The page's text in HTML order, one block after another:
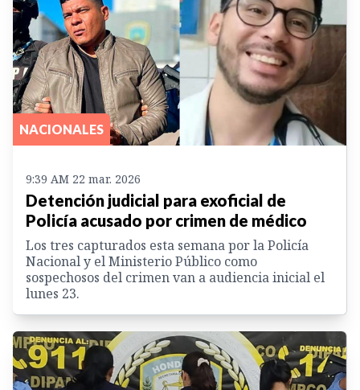
NACIONALES
9:39 AM 22 mar. 2026
Detención judicial para exoficial de
Policía acusado por crimen de médico
Los tres capturados esta semana por la Policía
Nacional y el Ministerio Público como
sospechosos del crimen van a audiencia inicial el
lunes 23.